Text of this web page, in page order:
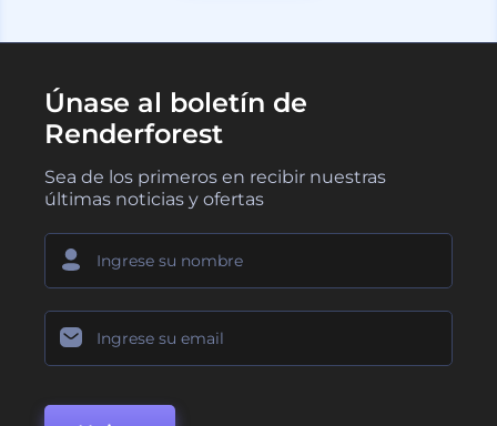
Únase al boletín de
Renderforest
Sea de los primeros en recibir nuestras
últimas noticias y ofertas